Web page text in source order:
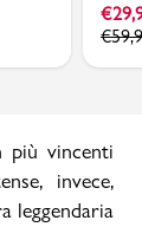
€
€
più vincenti
invece,
leggendaria